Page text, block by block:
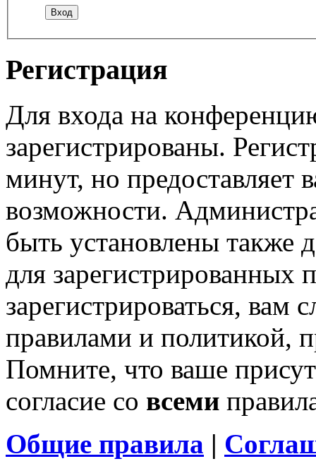
Регистрация
Для входа на
зарегистрированы.
минут, но предоставляет
возможности.
быть установлены также
для зарегистрированных
зарегистрироваться, вам
правилами и политикой,
Помните, что ваше
согласие со всеми
Общие правила |